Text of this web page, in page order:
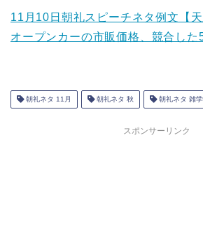
11月10日朝礼スピーチネタ例文【
オープンカーの市販価格、競合した
朝礼ネタ 11月 朝礼ネタ 秋 朝礼ネタ 雑学
スポンサーリンク